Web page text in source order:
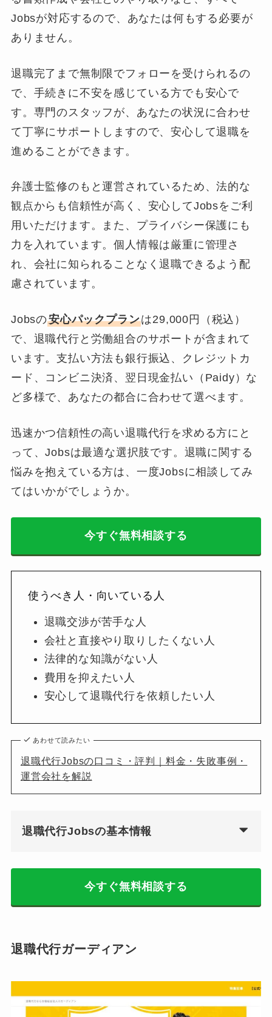
Jobsが対応するので、あなたは何もする必要が
ありません。
退職完了まで無制限でフォローを受けられるの
で、手続きに不安を感じている方でも安心で
す。専門のスタッフが、あなたの状況に合わせ
て丁寧にサポートしますので、安心して退職を
進めることができます。
弁護士監修のもと運営されているため、法的な
観点からも信頼性が高く、安心してJobsをご利
用いただけます。また、プライバシー保護にも
力を入れています。個人情報は厳重に管理さ
れ、会社に知られることなく退職できるよう配
慮されています。
Jobsの安心パックプランは29,000円（税込）
で、退職代行と労働組合のサポートが含まれて
います。支払い方法も銀行振込、クレジットカ
ード、コンビニ決済、翌日現金払い（Paidy）な
ど多様で、あなたの都合に合わせて選べます。
迅速かつ信頼性の高い退職代行を求める方にと
って、Jobsは最適な選択肢です。退職に関する
悩みを抱えている方は、一度Jobsに相談してみ
てはいかがでしょうか。
今すぐ無料相談する
使うべき人・向いている人
退職交渉が苦手な人
会社と直接やり取りしたくない人
法律的な知識がない人
費用を抑えたい人
安心して退職代行を依頼したい人
あわせて読みたい
退職代行Jobsの口コミ・評判｜料金・失敗事例・
運営会社を解説
退職代行Jobsの基本情報
今すぐ無料相談する
退職代行ガーディアン